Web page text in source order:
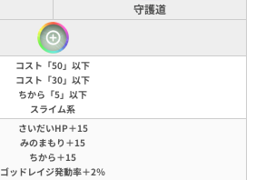
守護道
コスト「50」以下
コスト「30」以下
ちから「5」以下
スライム系
さいだいHP＋15
みのまもり＋15
ちから＋15
ゴッドレイジ発動率＋2％